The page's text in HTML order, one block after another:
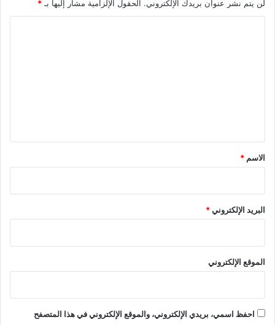
لن يتم نشر عنوان بريدك الإلكتروني. الحقول الإلزامية مشار إليها بـ *
*
الاسم *
البريد الإلكتروني*
الموقع الإلكتروني
احفظ اسمي، بريدي الإلكتروني، والموقع الإلكتروني في هذا المتصفح